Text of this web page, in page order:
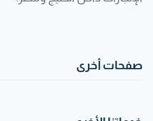
صفحات أخرى